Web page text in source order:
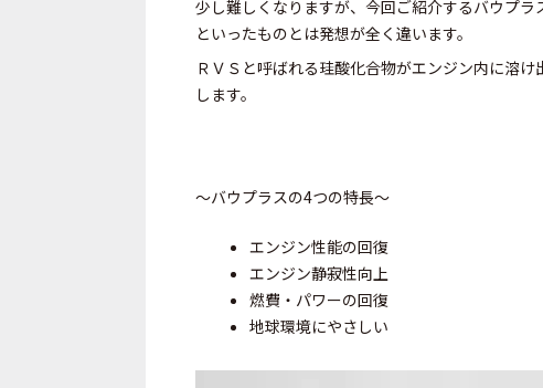
少し難しくなりますが、今回ご紹介するバウプ
といったものとは発想が全く違います。
ＲＶＳと呼ばれる珪酸化合物がエンジン内に溶
します。
～バウプラスの4つの特長～
エンジン性能の回復
エンジン静寂性向上
燃費・パワーの回復
地球環境にやさしい